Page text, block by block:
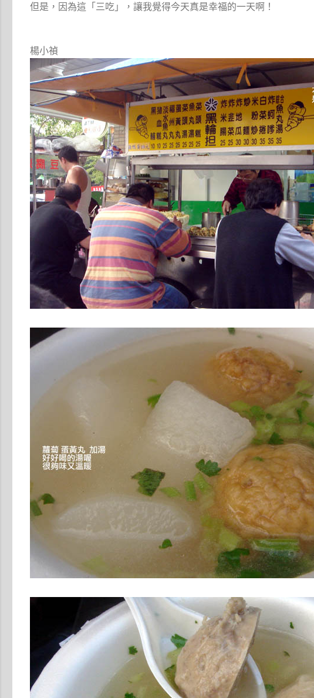
但是，因為這「三吃」，讓我覺得今天真是幸福的一天啊！
楊小禎